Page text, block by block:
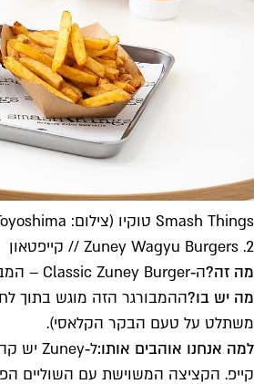
Smash Things טוקיו (צילום: Kisa Toyoshima)
2. Zuney Wagyu Burgers // קייפטאון
מה זה?ה‑Classic Zuney Burger – המבורגר סמאש עוצמתי מבשר וואגיו.
מה יש בו?ההמבורגר הזה מוגש בתוך
משתלט על טעם הבקר הקלאסי).
למה אנחנו אוהבים אותו: